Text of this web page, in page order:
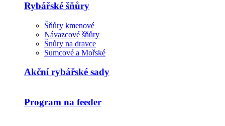
Rybářské šňůry
Šňůry kmenové
Návazcové šňůry
Šnůry na dravce
Sumcové a Mořské
Akční rybářské sady
Program na feeder